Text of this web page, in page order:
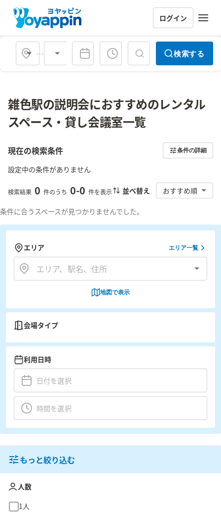
ログイン
会場タイプ 検索する
雑色駅の説明会におすすめのレンタル
スペース・貸し会議室一覧
現在の検索条件 条件の詳細
設定中の条件がありません
検索結果 0 件のうち 0-0 件を表示 並べ替え おすすめ順
条件に合うスペースが見つかりませんでした。
エリア エリア一覧
地図で表示
会場タイプ
利用日時
もっと絞り込む
人数
1人